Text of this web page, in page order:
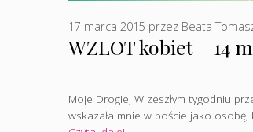
WZLOT kobiet – 14
17 marca 2015 przez Beata
Moje Drogie, W zeszłym tygodniu
wskazała mnie w poście jako